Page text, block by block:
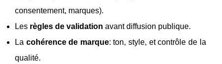
consentement, marques).
Les règles de validation avant diffusion publique.
La cohérence de marque: ton, style, et contrôle de la
qualité.